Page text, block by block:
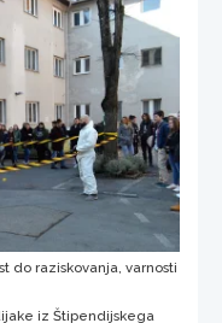
do raziskovanja, varnosti
iz Štipendijskega